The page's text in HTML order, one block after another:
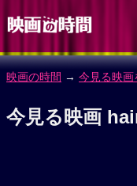
映画の時間 → 今見る映画
今見る映画